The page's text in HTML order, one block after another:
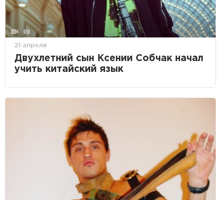
21 апреля
Двухлетний сын Ксении Собчак начал
учить китайский язык